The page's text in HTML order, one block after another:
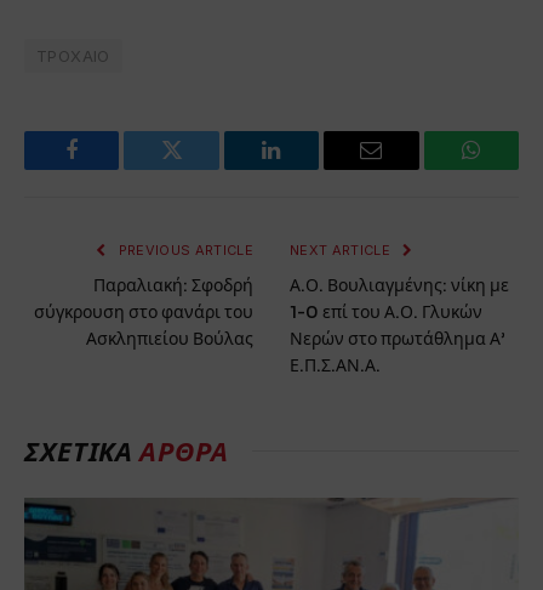
ΤΡΟΧΑΙΟ
Facebook Twitter LinkedIn Email
PREVIOUS ARTICLE
Παραλιακή: Σφοδρή
σύγκρουση στο φανάρι του
Ασκληπιείου Βούλας
NEXT ARTICLE
Α.Ο. Βουλιαγμένης: νίκη με
1-0 επί του Α.Ο. Γλυκών
Νερών στο πρωτάθλημα Α’
Ε.Π.Σ.ΑΝ.Α.
ΣΧΕΤΙΚΆΆΡΘΡΑ